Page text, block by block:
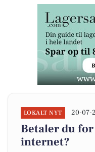
LOKALT NYT 20-07-
Betaler du
internet?